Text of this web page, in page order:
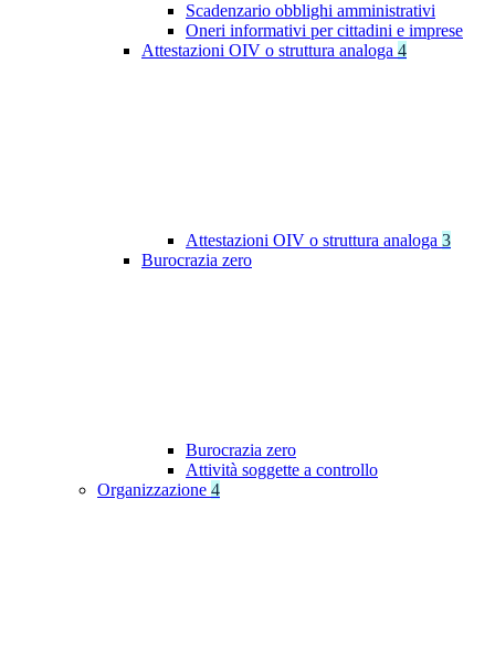
Scadenzario obblighi amministrativi
Oneri informativi per cittadini e imprese
Attestazioni OIV o struttura analoga 4
Attestazioni OIV o struttura analoga 3
Burocrazia zero
Burocrazia zero
Attività soggette a controllo
Organizzazione 4